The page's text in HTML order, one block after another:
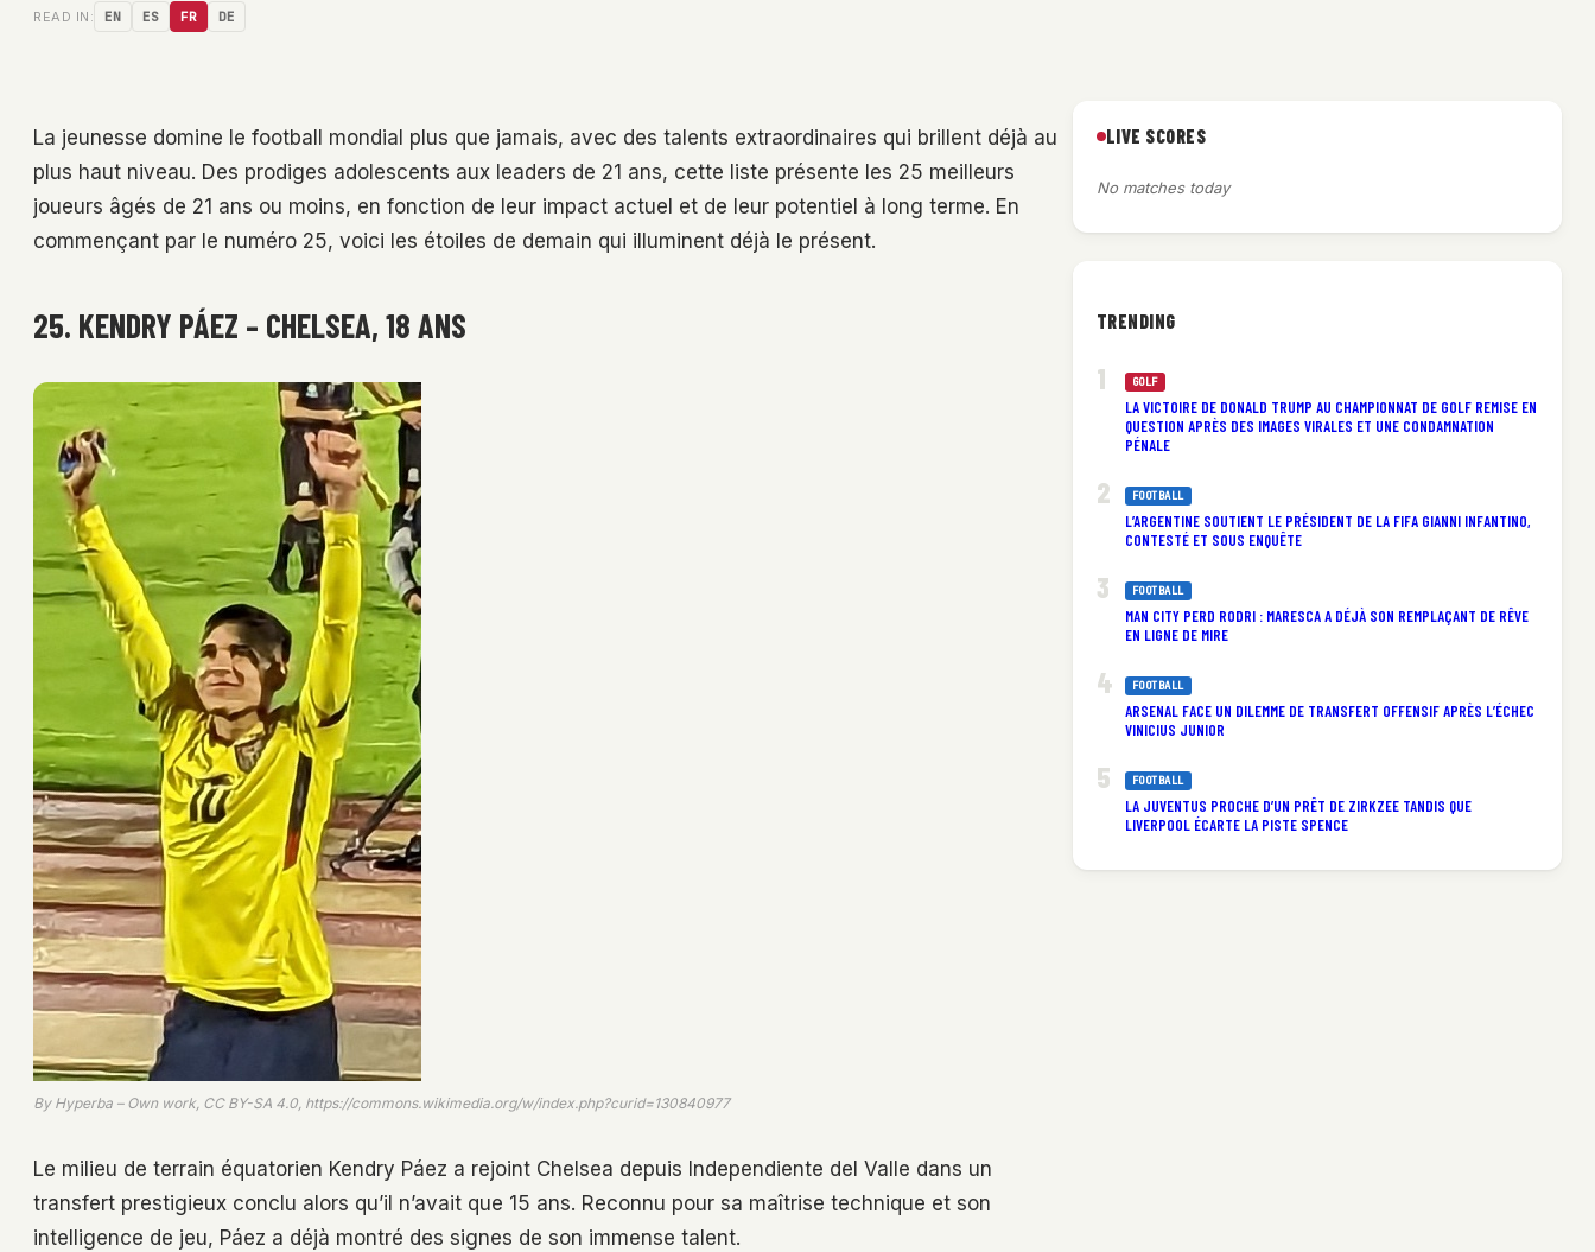
READ IN: EN ES FR DE
La jeunesse domine le football mondial plus que jamais, avec des talents extraordinaires qui brillent déjà au
plus haut niveau. Des prodiges adolescents aux leaders de 21 ans, cette liste présente les 25 meilleurs
joueurs âgés de 21 ans ou moins, en fonction de leur impact actuel et de leur potentiel à long terme. En
commençant par le numéro 25, voici les étoiles de demain qui illuminent déjà le présent.
25. KENDRY PÁEZ – CHELSEA, 18 ANS
By Hyperba – Own work, CC BY-SA 4.0, https://commons.wikimedia.org/w/index.php?curid=130840977
Le milieu de terrain équatorien Kendry Páez a rejoint Chelsea depuis Independiente del Valle dans un
transfert prestigieux conclu alors qu’il n’avait que 15 ans. Reconnu pour sa maîtrise technique et son
intelligence de jeu, Páez a déjà montré des signes de son immense talent.
LIVE SCORES
No matches today
TRENDING
GOLF
LA VICTOIRE DE DONALD TRUMP AU CHAMPIONNAT DE GOLF REMISE EN
QUESTION APRÈS DES IMAGES VIRALES ET UNE CONDAMNATION
PÉNALE
FOOTBALL
L’ARGENTINE SOUTIENT LE PRÉSIDENT DE LA FIFA GIANNI INFANTINO,
CONTESTÉ ET SOUS ENQUÊTE
FOOTBALL
MAN CITY PERD RODRI : MARESCA A DÉJÀ SON REMPLAÇANT DE RÊVE
EN LIGNE DE MIRE
FOOTBALL
ARSENAL FACE UN DILEMME DE TRANSFERT OFFENSIF APRÈS L’ÉCHEC
VINICIUS JUNIOR
FOOTBALL
LA JUVENTUS PROCHE D’UN PRÊT DE ZIRKZEE TANDIS QUE
LIVERPOOL ÉCARTE LA PISTE SPENCE